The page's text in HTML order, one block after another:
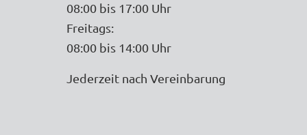
08:00 bis 17:00 Uhr
Freitags:
08:00 bis 14:00 Uhr
Jederzeit nach Vereinbarung